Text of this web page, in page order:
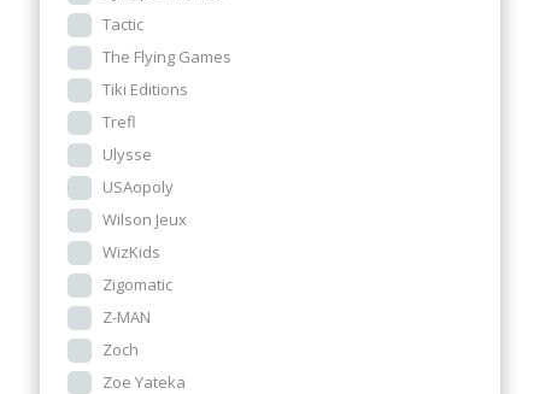
Tactic
The Flying Games
Tiki Editions
Trefl
Ulysse
USAopoly
Wilson Jeux
WizKids
Zigomatic
Z-MAN
Zoch
Zoe Yateka